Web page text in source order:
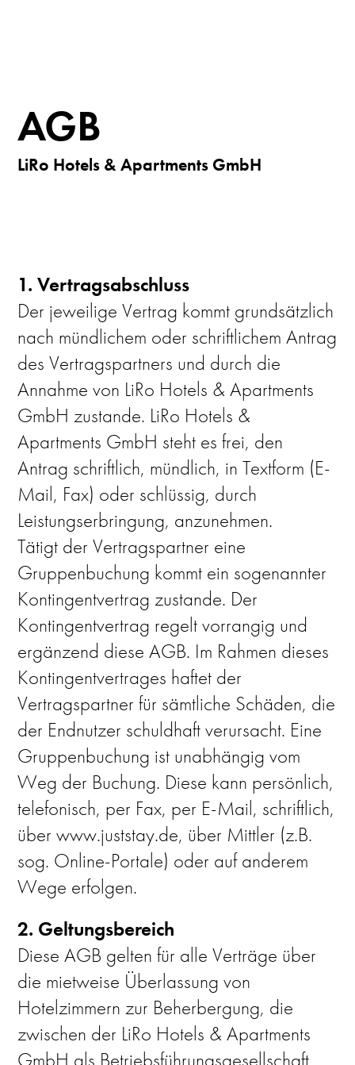
AGB
LiRo Hotels & Apartments GmbH
1. Vertragsabschluss
Der jeweilige Vertrag kommt grundsätzlich
nach mündlichem oder schriftlichem Antrag
des Vertragspartners und durch die
Annahme von LiRo Hotels & Apartments
GmbH zustande. LiRo Hotels &
Apartments GmbH steht es frei, den
Antrag schriftlich, mündlich, in Textform (E-
Mail, Fax) oder schlüssig, durch
Leistungserbringung, anzunehmen.
Tätigt der Vertragspartner eine
Gruppenbuchung kommt ein sogenannter
Kontingentvertrag zustande. Der
Kontingentvertrag regelt vorrangig und
ergänzend diese AGB. Im Rahmen dieses
Kontingentvertrages haftet der
Vertragspartner für sämtliche Schäden, die
der Endnutzer schuldhaft verursacht. Eine
Gruppenbuchung ist unabhängig vom
Weg der Buchung. Diese kann persönlich,
telefonisch, per Fax, per E-Mail, schriftlich,
über www.juststay.de, über Mittler (z.B.
sog. Online-Portale) oder auf anderem
Wege erfolgen.
2. Geltungsbereich
Diese AGB gelten für alle Verträge über
die mietweise Überlassung von
Hotelzimmern zur Beherbergung, die
zwischen der LiRo Hotels & Apartments